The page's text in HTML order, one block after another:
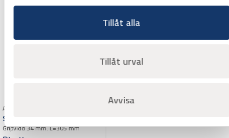
Tillåt alla
Tillåt urval
Avvisa
Art.nr 2300173
Skiftnyckel Bahco 8073
Gripvidd 34 mm. L=305 mm